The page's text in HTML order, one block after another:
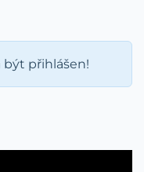
přihlášen!